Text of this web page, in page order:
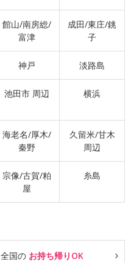
館山/南房総/
富津
成田/東庄/銚
子
神戸 淡路島
池田市 周辺 横浜
海老名/厚木/
秦野
久留米/甘木
周辺
宗像/古賀/粕
屋
糸島
全国の お持ち帰りOK